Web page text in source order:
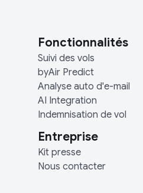
Fonctionnalités
Suivi des vols
byAir Predict
Analyse auto d'e-mail
AI Integration
Indemnisation de vol
Entreprise
Kit presse
Nous contacter